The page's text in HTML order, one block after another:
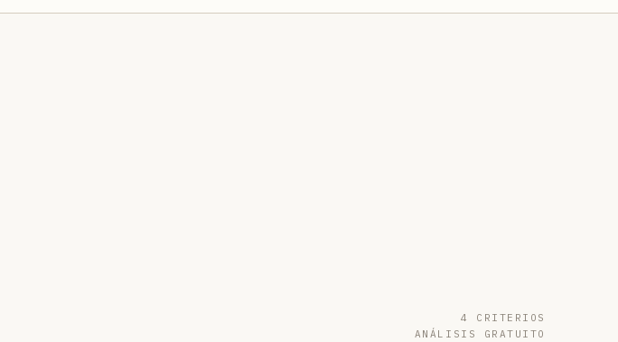
4 CRITERIOS
ANÁLISIS GRATUITO